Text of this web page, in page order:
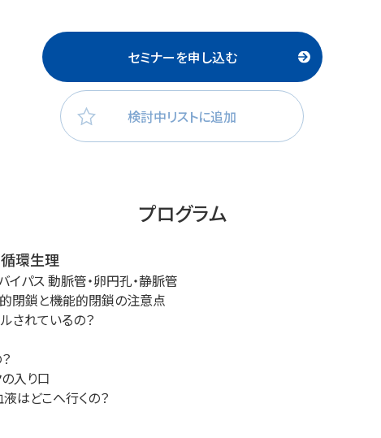
セミナーを申し込む
検討中リストに追加
プログラム
環生理
イパス 動脈管・卵円孔・静脈管
的閉鎖と機能的閉鎖の注意点
されているの？
入り口
液はどこへ行くの？